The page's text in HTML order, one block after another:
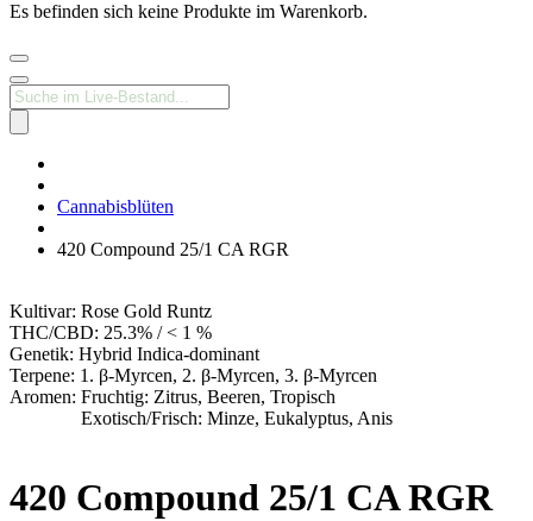
Es befinden sich keine Produkte im Warenkorb.
Products
search
Apotheke
Cannabisblüten
420 Compound 25/1 CA RGR
Kultivar: Rose Gold Runtz
THC/CBD: 25.3% / < 1 %
Genetik: Hybrid Indica-dominant
Terpene: 1. β-Myrcen, 2. β-Myrcen, 3. β-Myrcen
Aromen: Fruchtig: Zitrus, Beeren, Tropisch
Exotisch/Frisch: Minze, Eukalyptus, Anis
420 Compound 25/1 CA RGR